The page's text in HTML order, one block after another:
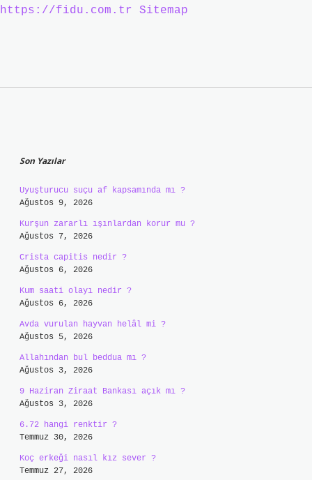
https://fidu.com.tr
Sitemap
Son Yazılar
Uyuşturucu suçu af kapsamında mı ?
Ağustos 9, 2026
Kurşun zararlı ışınlardan korur mu ?
Ağustos 7, 2026
Crista capitis nedir ?
Ağustos 6, 2026
Kum saati olayı nedir ?
Ağustos 6, 2026
Avda vurulan hayvan helâl mi ?
Ağustos 5, 2026
Allahından bul beddua mı ?
Ağustos 3, 2026
9 Haziran Ziraat Bankası açık mı ?
Ağustos 3, 2026
6.72 hangi renktir ?
Temmuz 30, 2026
Koç erkeği nasıl kız sever ?
Temmuz 27, 2026